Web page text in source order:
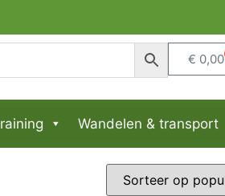
€ 0,00
Wandelen & transport